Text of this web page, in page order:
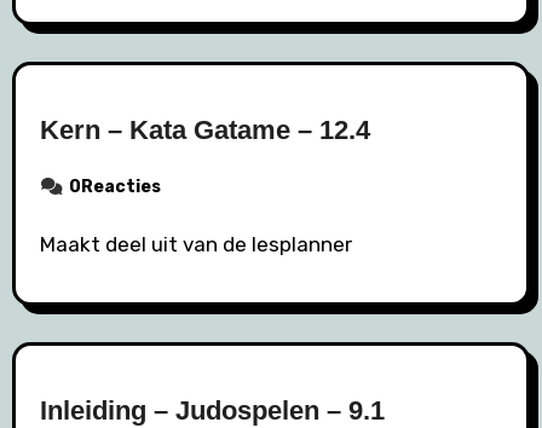
Kern – Kata Gatame – 12.4
0Reacties
Maakt deel uit van de lesplanner
Inleiding – Judospelen – 9.1